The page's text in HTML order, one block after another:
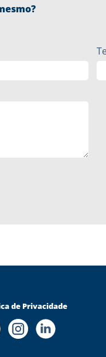
de Privacidade